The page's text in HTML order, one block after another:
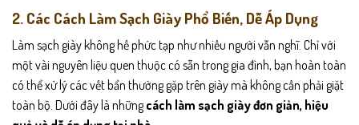
2. Các Cách Làm Sạch Giày Phổ Biến, Dễ Áp Dụng
Làm sạch giày không hề phức tạp như nhiều người vẫn nghĩ. Chỉ với
một vài nguyên liệu quen thuộc có sẵn trong gia đình, bạn hoàn toàn
có thể xử lý các vết bẩn thường gặp trên giày mà không cần phải giặt
toàn bộ. Dưới đây là nhữngcách làm sạch giày đơn giản, hiệu